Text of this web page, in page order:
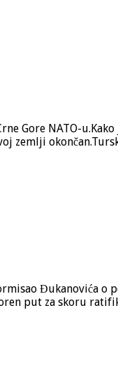
Gore NATO-
Đukanovića
put za skoru